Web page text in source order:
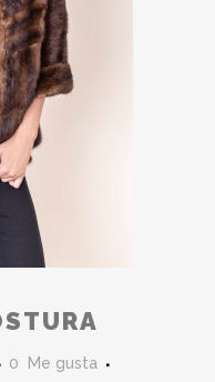
0
Me gusta